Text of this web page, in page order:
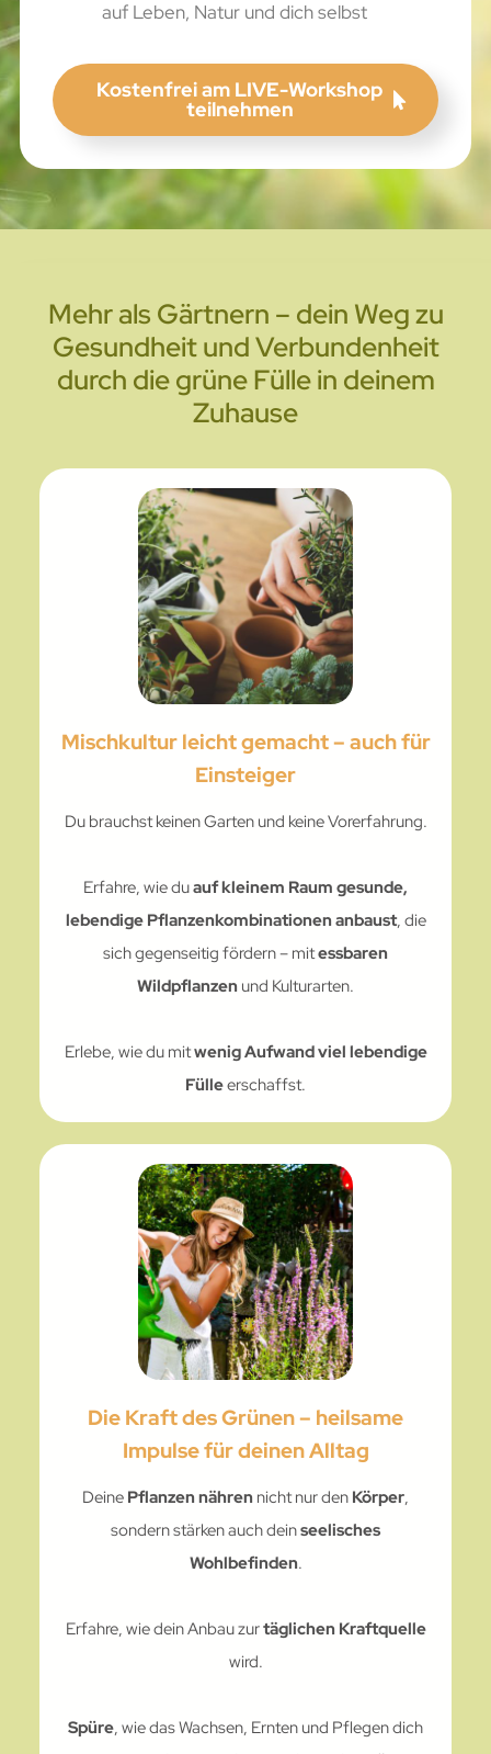
auf Leben, Natur und dich selbst
Kostenfrei am LIVE-Workshop
teilnehmen
Mehr als Gärtnern – dein Weg zu
Gesundheit und Verbundenheit
durch die grüne Fülle in deinem
Zuhause
Mischkultur leicht gemacht – auch für
Einsteiger
Du brauchst keinen Garten und keine Vorerfahrung.
Erfahre, wie duaufkleinem Raum gesunde,
lebendige Pflanzenkombinationen anbaust, die
sich gegenseitig fördern – mitessbaren
Wildpflanzen und Kulturarten.
Erlebe, wie du mitwenig Aufwand viel lebendige
Fülleerschaffst.
Die Kraft des Grünen – heilsame
Impulse für deinen Alltag
Deine Pflanzen nähren nicht nur den Körper,
sondern stärken auch deinseelisches
Wohlbefinden.
Erfahre, wie dein Anbau zurtäglichen Kraftquelle
wird.
Spüre, wie das Wachsen, Ernten und Pflegen dich